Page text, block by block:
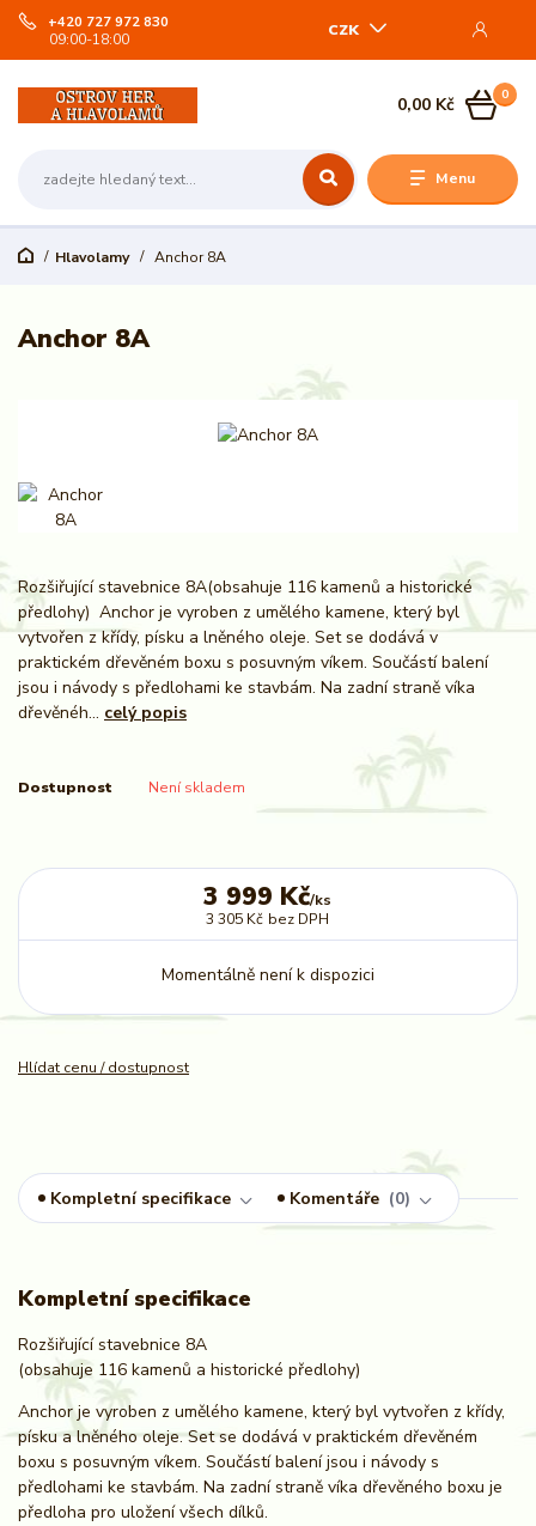
Menu
CZK
+420 727 972 830
09:00-18:00
0
0,00 Kč
Hlavolamy Anchor 8A
Anchor 8A
Rozšiřující stavebnice 8A(obsahuje 116 kamenů a historické
předlohy) Anchor je vyroben z umělého kamene, který byl
vytvořen z křídy, písku a lněného oleje. Set se dodává v
praktickém dřevěném boxu s posuvným víkem. Součástí balení
jsou i návody s předlohami ke stavbám. Na zadní straně víka
dřevěnéh... celý popis
Dostupnost Není skladem
3 999 Kč/ks
3 305 Kč bez DPH
Momentálně není k dispozici
Hlídat cenu / dostupnost
Kompletní specifikace Komentáře 0
Kompletní specifikace
Rozšiřující stavebnice 8A
(obsahuje 116 kamenů a historické předlohy)
Anchor je vyroben z umělého kamene, který byl vytvořen z křídy,
písku a lněného oleje. Set se dodává v praktickém dřevěném
boxu s posuvným víkem. Součástí balení jsou i návody s
předlohami ke stavbám. Na zadní straně víka dřevěného boxu je
předloha pro uložení všech dílků.